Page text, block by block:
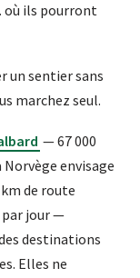
ils pourront
un sentier sans
marchez seul.
— 67 000
envisage
de route
par jour —
destinations
Elles ne